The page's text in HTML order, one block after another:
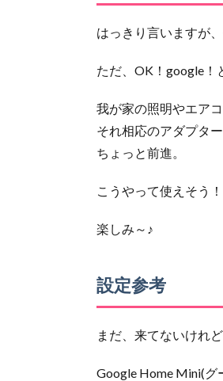
はっきり言いますが
ただ、OK！google！
我が家の照明やエア
それ相応のアダプタ
ちょっと前進。
こうやって使えそう
楽しみ～♪
設定参考
まだ、来てないけれ
Google Home Mini(グ